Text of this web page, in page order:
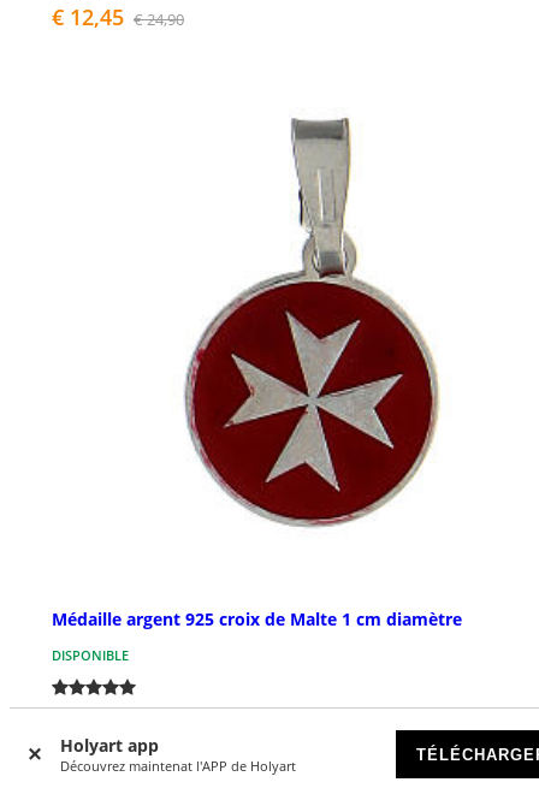
Holyart app
Découvrez maintenat l'APP de Holyart
€ 12,45 € 24,90
Médaille argent 925 croix de Malte 1 cm diamètre
DISPONIBLE
€ 13,90